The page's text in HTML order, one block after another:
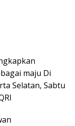
maju Di
Selatan, Sabtu